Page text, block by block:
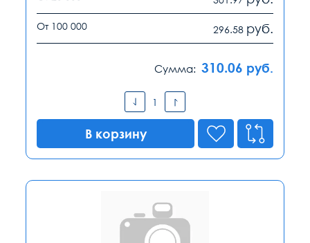
От 100 000 296.58 руб.
Сумма: 310.06 руб.
В корзину